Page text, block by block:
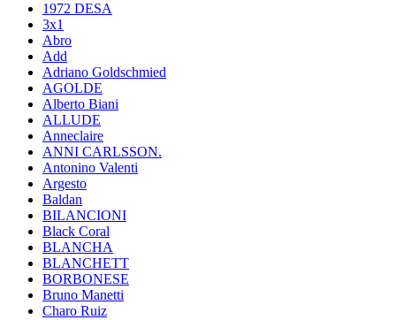
1972 DESA
3x1
Abro
Add
Adriano Goldschmied
AGOLDE
Alberto Biani
ALLUDE
Anneclaire
ANNI CARLSSON.
Antonino Valenti
Argesto
Baldan
BILANCIONI
Black Coral
BLANCHA
BLANCHETT
BORBONESE
Bruno Manetti
Charo Ruiz